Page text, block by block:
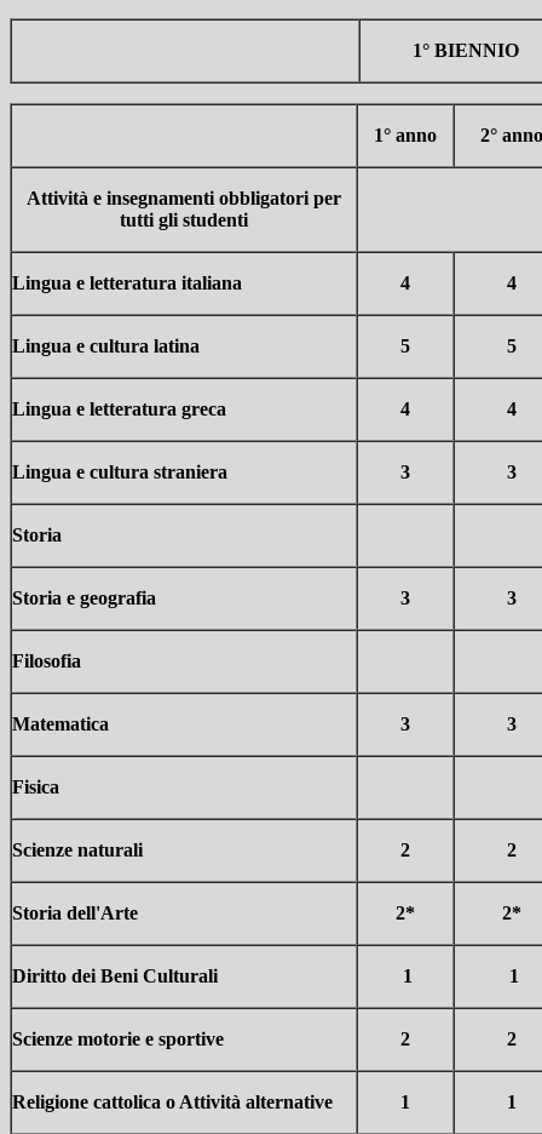
1° BIENNIO
1° anno 2° anno
Attività e insegnamenti obbligatori per
tutti gli studenti
Lingua e letteratura italiana 4 4
Lingua e cultura latina 5 5
Lingua e letteratura greca 4 4
Lingua e cultura straniera 3 3
Storia
Storia e geografia 3 3
Filosofia
Matematica 3 3
Fisica
Scienze naturali 2 2
Storia dell'Arte 2* 2*
Diritto dei Beni Culturali 1 1
Scienze motorie e sportive 2 2
Religione cattolica o Attività alternative 1 1